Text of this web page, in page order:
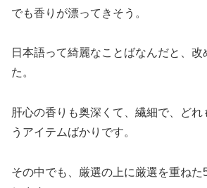
でも香りが漂ってきそう。
日本語って綺麗なことばなんだと、改
た。
肝心の香りも奥深くて、繊細で、どれ
うアイテムばかりです。
その中でも、厳選の上に厳選を重ねた